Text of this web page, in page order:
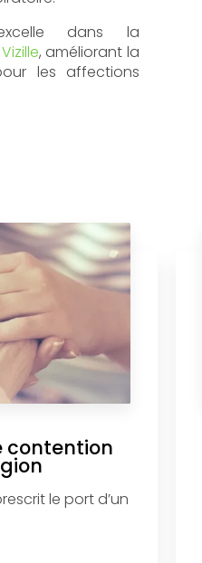
dans la
, améliorant la
les affections
contention
le port d’un